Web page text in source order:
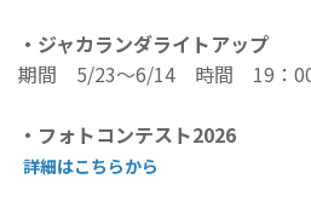
・ジャカランダライトアップ
期間 5/23～6/14 時間 19：00
・フォトコンテスト2026
詳細はこちらから